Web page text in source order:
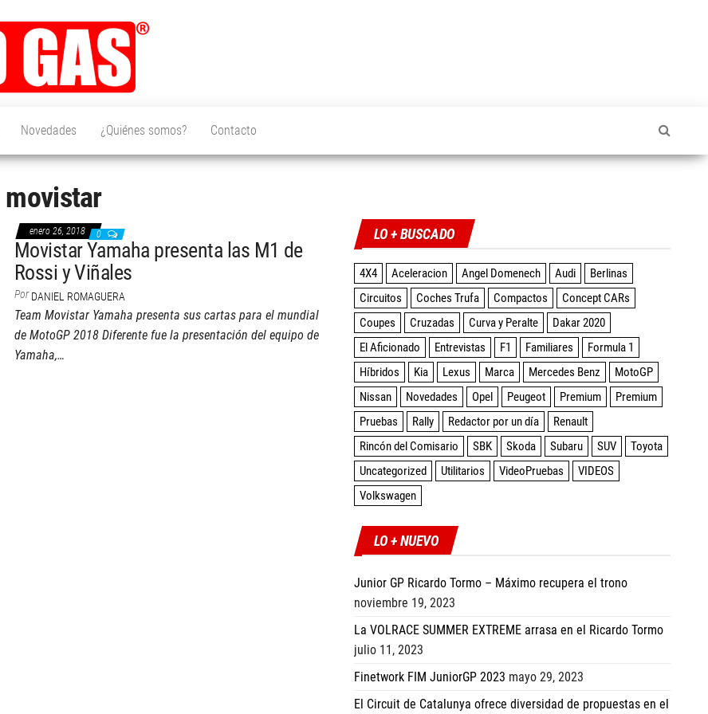
Fórmula 1,
noticias y
historia
Novedades ¿Quiénes somos? Contacto
movistar
enero 26, 2018 0
Movistar Yamaha presenta las M1 de
Rossi y Viñales
Por DANIEL ROMAGUERA
Team Movistar Yamaha presenta sus cartas para el mundial
de MotoGP 2018 Diferente fue la presentación del equipo de
Yamaha,…
LO + BUSCADO
4X4 Aceleracion Angel Domenech Audi
Berlinas
Circuitos
Coches Trufa Compactos
Concept CARs
Coupes
Cruzadas Curva y Peralte
Dakar 2020
El Aficionado
Entrevistas F1 Familiares
Formula 1
Híbridos
Kia Lexus Marca Mercedes Benz
MotoGP
Nissan
Novedades Opel Peugeot Premium
Premium
Pruebas
Rally Redactor por un día
Renault
Rincón del Comisario
SBK Skoda Subaru SUV
Toyota
Uncategorized
Utilitarios VideoPruebas
VIDEOS
Volkswagen
LO + NUEVO
Junior GP Ricardo Tormo – Máximo recupera el trono
noviembre 19, 2023
La VOLRACE SUMMER EXTREME arrasa en el Ricardo Tormo
julio 11, 2023
Finetwork FIM JuniorGP 2023 mayo 29, 2023
El Circuit de Catalunya ofrece diversidad de propuestas en el